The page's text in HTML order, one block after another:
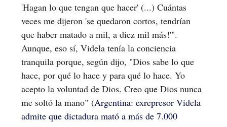
'Hagan lo que tengan que hacer' (...) Cuántas
veces me dijeron 'se quedaron cortos, tendrían
que haber matado a mil, a diez mil más!'".
Aunque, eso sí, Videla tenía la conciencia
tranquila porque, según dijo, "Dios sabe lo que
hace, por qué lo hace y para qué lo hace. Yo
acepto la voluntad de Dios. Creo que Dios nunca
me soltó la mano" (Argentina: exrepresor Videla
admite que dictadura mató a más de 7.000